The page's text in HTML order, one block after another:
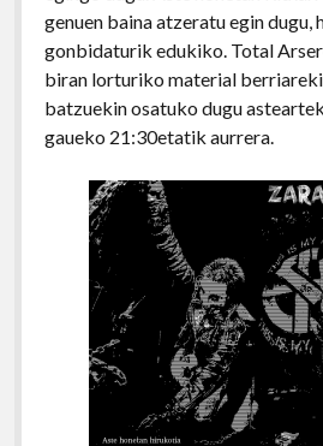
genuen baina atzeratu egin dugu,
gonbidaturik edukiko. Total
biran lorturiko material
batzuekin osatuko dugu
gaueko 21:30etatik aurrera.